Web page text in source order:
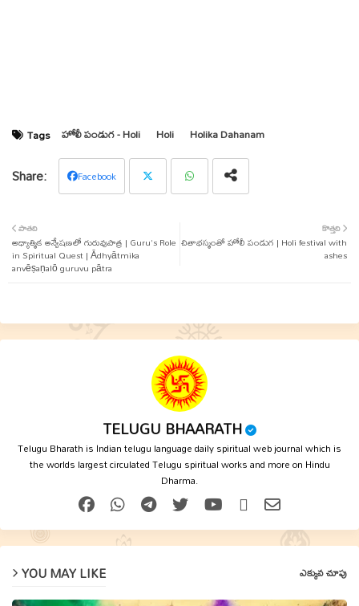
Tags హోలీ పండుగ - Holi Holi Holika Dahanam
Facebook
ter
tsap
కొత్తది
చితాభస్మంతో హోలీ పండుగ | Holi festival with
ashes
పాతది
ఆధ్యాత్మిక అన్వేషణలో గురువుపాత్ర | Guru's Role
in Spiritual Quest | Ādhyātmika
anvēṣaṇalō guruvu pātra
TELUGU BHAARATH
Telugu Bharath is Indian telugu language daily spiritual web journal which is
the worlds largest circulated Telugu spiritual works and more on Hindu
Dharma.
YOU MAY LIKE ఎక్కువ చూపు